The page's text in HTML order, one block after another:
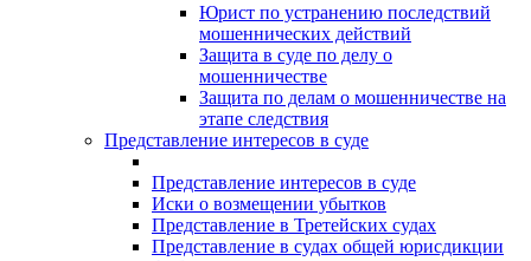
Юрист по устранению последствий
мошеннических действий
Защита в суде по делу о
мошенничестве
Защита по делам о мошенничестве на
этапе следствия
Представление интересов в суде
Представление интересов в суде
Иски о возмещении убытков
Представление в Третейских судах
Представление в судах общей юрисдикции